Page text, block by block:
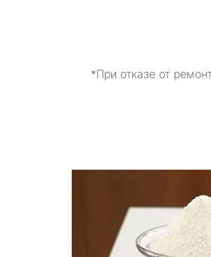
*При отказе от